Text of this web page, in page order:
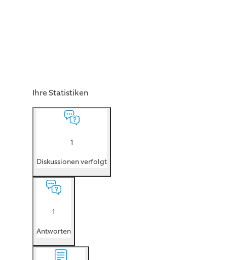
Ihre Statistiken
1
Diskussionen verfolgt
1
Antworten